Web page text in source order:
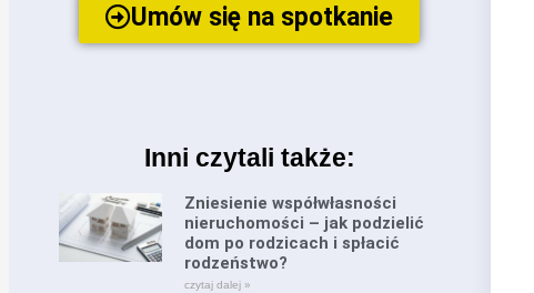
Umów się na spotkanie
Inni czytali także:
Zniesienie współwłasności
nieruchomości – jak podzielić
dom po rodzicach i spłacić
rodzeństwo?
czytaj dalej »